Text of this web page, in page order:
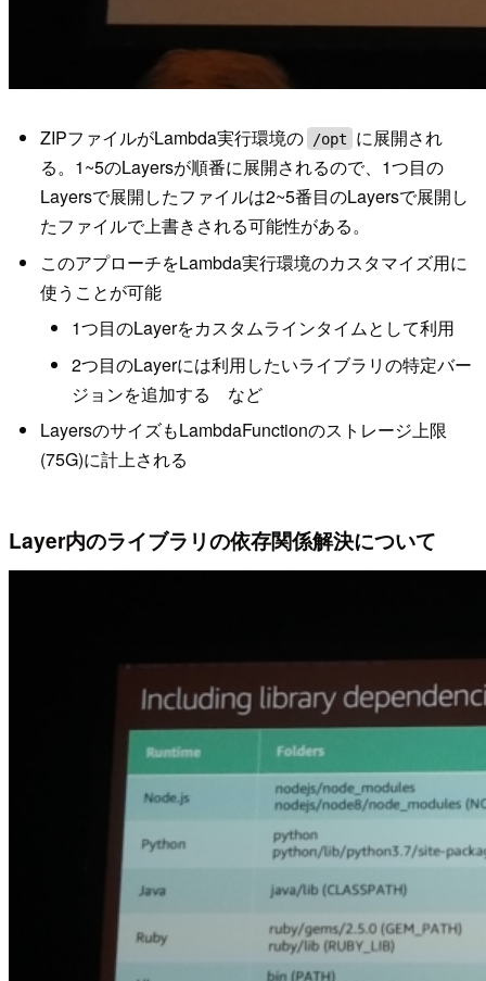
ZIPファイルがLambda実行環境の /opt
に展開され
る。1~5のLayersが順番に展開されるので、1つ目の
Layersで展開したファイルは2~5番目のLayersで展開し
たファイルで上書きされる可能性がある。
このアプローチをLambda実行環境のカスタマイズ用に
使うことが可能
1つ目のLayerをカスタムラインタイムとして利用
2つ目のLayerには利用したいライブラリの特定バー
ジョンを追加する など
LayersのサイズもLambdaFunctionのストレージ上限
(75G)に計上される
Layer内のライブラリの依存関係解決について